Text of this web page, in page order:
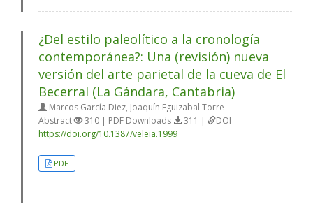
¿Del estilo paleolítico a la cronología
contemporánea?: Una (revisión) nueva
versión del arte parietal de la cueva de El
Becerral (La Gándara, Cantabria)
Marcos García Diez, Joaquín Eguizabal Torre
Abstract
310 | PDF Downloads 311 |
DOI
https://doi.org/10.1387/veleia.1999
PDF